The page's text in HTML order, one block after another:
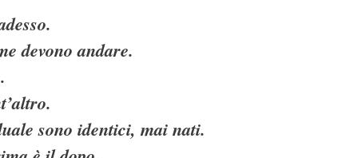
devono andare.
sono identici, mai nati.